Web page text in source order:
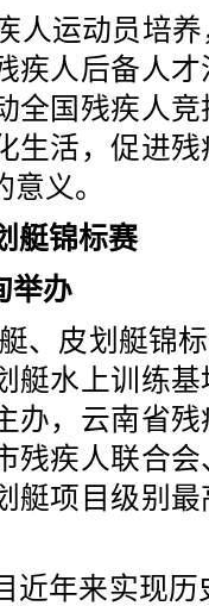
人运动员培
疾人后备人
全国残疾人
生活，促进
义。
艇锦标赛
举办
、皮划艇锦
艇水上训练
办，云南省
残疾人联合
艇项目级别
近年来实现